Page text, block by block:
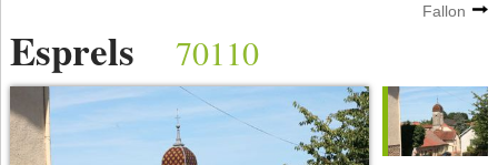
Fallon
Esprels 70110